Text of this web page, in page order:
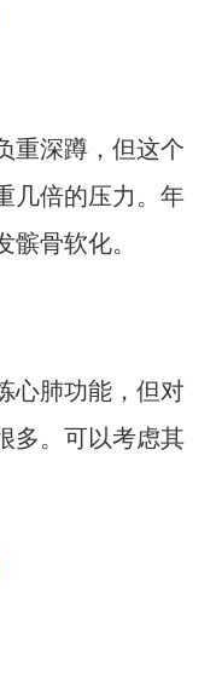
重深蹲，但这个
几倍的压力。年
骨软化。
心肺功能，但对
多。可以考虑其